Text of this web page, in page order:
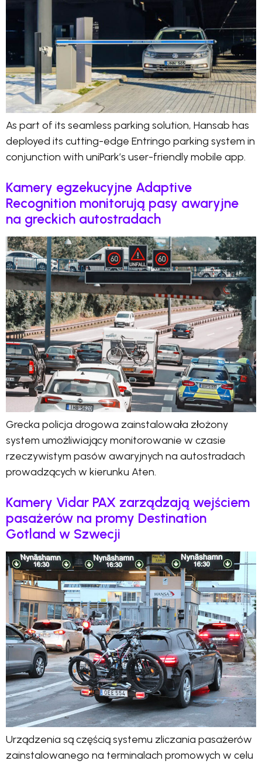
As part of its seamless parking solution, Hansab has
deployed its cutting-edge Entringo parking system in
conjunction with uniPark’s user-friendly mobile app.
Kamery egzekucyjne Adaptive
Recognition monitorują pasy awaryjne
na greckich autostradach
Grecka policja drogowa zainstalowała złożony
system umożliwiający monitorowanie w czasie
rzeczywistym pasów awaryjnych na autostradach
prowadzących w kierunku Aten.
Kamery Vidar PAX zarządzają wejściem
pasażerów na promy Destination
Gotland w Szwecji
Urządzenia są częścią systemu zliczania pasażerów
zainstalowanego na terminalach promowych w celu